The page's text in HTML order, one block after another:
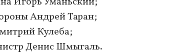
Андрей Таран;
Кулеба;
Денис Шмыгаль.